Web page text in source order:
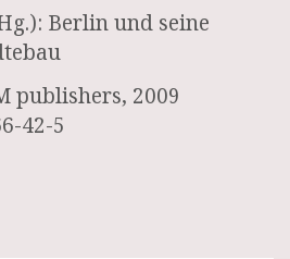
Berlin und seine
publishers, 2009
42-5